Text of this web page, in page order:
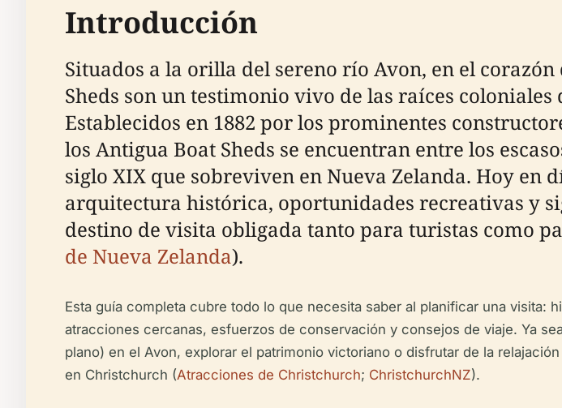
Introducción
Situados a la orilla del sereno río Avon, en el
Sheds son un testimonio vivo de las raíces
Establecidos en 1882 por los prominentes
los Antigua Boat Sheds se encuentran entre los
siglo XIX que sobreviven en Nueva Zelanda. Hoy en
arquitectura histórica, oportunidades recreativas y
destino de visita obligada tanto para turistas como
de Nueva Zelanda).
Esta guía completa cubre todo lo que necesita saber al planificar una visita:
atracciones cercanas, esfuerzos de conservación y consejos de viaje. Ya
plano) en el Avon, explorar el patrimonio victoriano o disfrutar de la
en Christchurch (Atracciones de Christchurch; ChristchurchNZ).